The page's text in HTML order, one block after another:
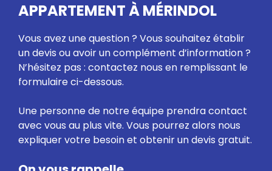
APPARTEMENT À MÉRINDOL
Vous avez une question ? Vous souhaitez établir
un devis ou avoir un complément d’information ?
N’hésitez pas : contactez nous en remplissant le
formulaire ci-dessous.
Une personne de notre équipe prendra contact
avec vous au plus vite. Vous pourrez alors nous
expliquer votre besoin et obtenir un devis gratuit.